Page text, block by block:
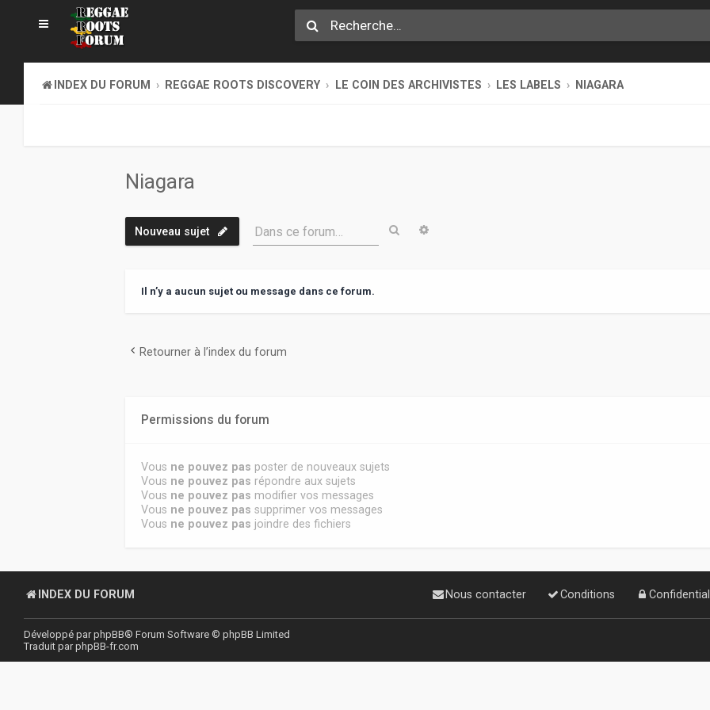
INDEX DU FORUM REGGAE ROOTS DISCOVERY LE COIN DES ARCHIVISTES LES LABELS NIAGARA
Niagara
Nouveau sujet Dans ce forum… Rechercher
Il n’y a aucun sujet ou message dans ce forum.
Retourner à l’index du forum
Permissions du forum
Vous ne pouvez pas poster de nouveaux sujets
Vous ne pouvez pas répondre aux sujets
Vous ne pouvez pas modifier vos messages
Vous ne pouvez pas supprimer vos messages
Vous ne pouvez pas joindre des fichiers
INDEX DU FORUM Conditions
Nous contacter
Développé parphpBB® Forum Software © phpBB Limited
Traduit parphpBB-fr.com